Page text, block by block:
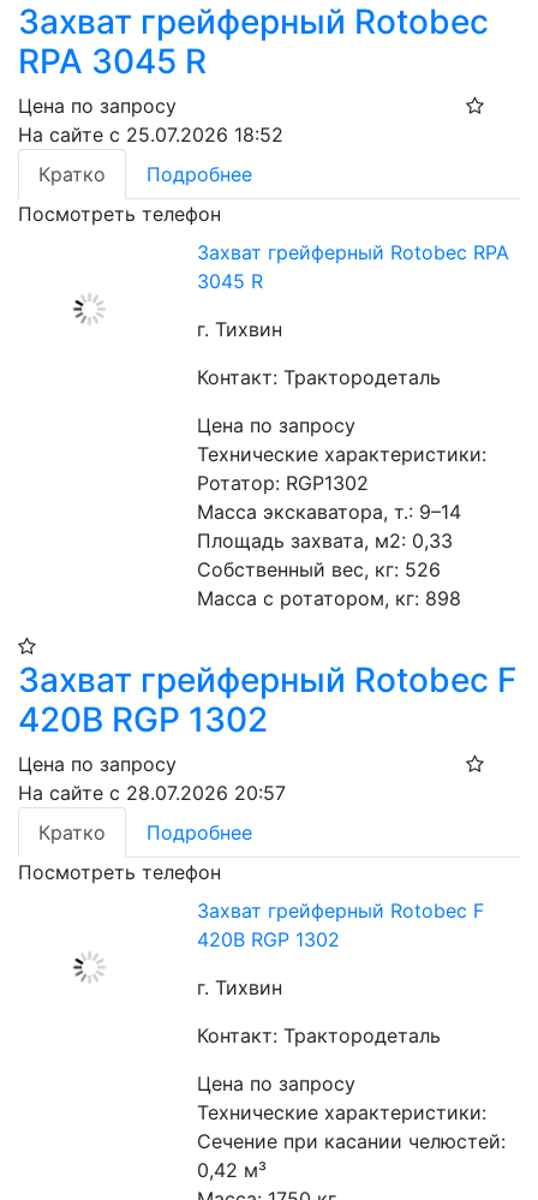
Захват грейферный Rotobec
RPA 3045 R
Цена по запросу
На сайте с 25.07.2026 18:52
Кратко
Подробнее
Посмотреть телефон
Захват грейферный Rotobec RPA
3045 R
г. Тихвин
Контакт: Трактородеталь
Цена по запросу
Технические характеристики:
Ротатор: RGP1302
Масса экскаватора, т.: 9–14
Площадь захвата, м2: 0,33
Собственный вес, кг: 526
Масса с ротатором, кг: 898
Захват грейферный Rotobec F
420B RGP 1302
Цена по запросу
На сайте с 28.07.2026 20:57
Кратко
Подробнее
Посмотреть телефон
Захват грейферный Rotobec F
420B RGP 1302
г. Тихвин
Контакт: Трактородеталь
Цена по запросу
Технические характеристики:
Сечение при касании челюстей:
0,42 м³